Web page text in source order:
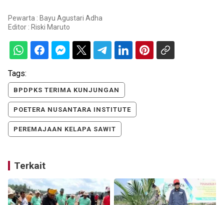
Pewarta : Bayu Agustari Adha
Editor : Riski Maruto
Tags:
BPDPKS TERIMA KUNJUNGAN
POETERA NUSANTARA INSTITUTE
PEREMAJAAN KELAPA SAWIT
Terkait